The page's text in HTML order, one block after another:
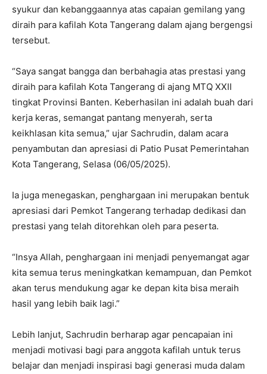
syukur dan kebanggaannya atas capaian gemilang yang
diraih para kafilah Kota Tangerang dalam ajang bergengsi
tersebut.
“Saya sangat bangga dan berbahagia atas prestasi yang
diraih para kafilah Kota Tangerang di ajang MTQ XXII
tingkat Provinsi Banten. Keberhasilan ini adalah buah dari
kerja keras, semangat pantang menyerah, serta
keikhlasan kita semua,” ujar Sachrudin, dalam acara
penyambutan dan apresiasi di Patio Pusat Pemerintahan
Kota Tangerang, Selasa (06/05/2025).
Ia juga menegaskan, penghargaan ini merupakan bentuk
apresiasi dari Pemkot Tangerang terhadap dedikasi dan
prestasi yang telah ditorehkan oleh para peserta.
“Insya Allah, penghargaan ini menjadi penyemangat agar
kita semua terus meningkatkan kemampuan, dan Pemkot
akan terus mendukung agar ke depan kita bisa meraih
hasil yang lebih baik lagi.”
Lebih lanjut, Sachrudin berharap agar pencapaian ini
menjadi motivasi bagi para anggota kafilah untuk terus
belajar dan menjadi inspirasi bagi generasi muda dalam